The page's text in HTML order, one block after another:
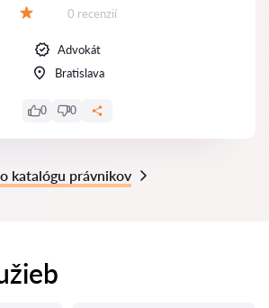
Recenzií:
0 recenzií
Advokát
Bratislava
0 0
katalógu právnikov